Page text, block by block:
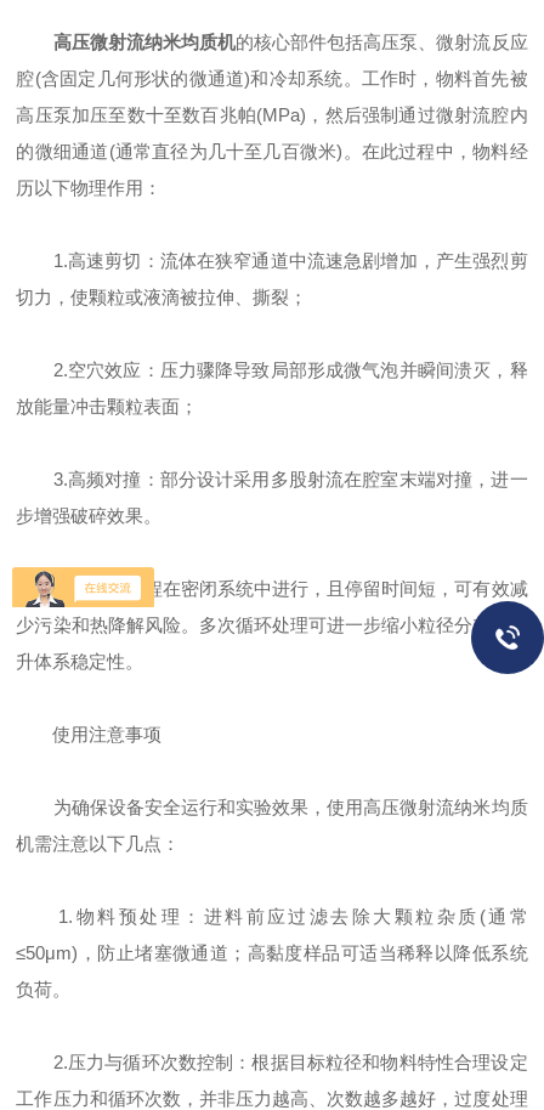
高压微射流纳米均质机的核心部件包括高压泵、微射流反应
腔(含固定几何形状的微通道)和冷却系统。工作时，物料首先被
高压泵加压至数十至数百兆帕(MPa)，然后强制通过微射流腔内
的微细通道(通常直径为几十至几百微米)。在此过程中，物料经
历以下物理作用：
1.高速剪切：流体在狭窄通道中流速急剧增加，产生强烈剪
切力，使颗粒或液滴被拉伸、撕裂；
2.空穴效应：压力骤降导致局部形成微气泡并瞬间溃灭，释
放能量冲击颗粒表面；
3.高频对撞：部分设计采用多股射流在腔室末端对撞，进一
步增强破碎效果。
由于整个过程在密闭系统中进行，且停留时间短，可有效减
少污染和热降解风险。多次循环处理可进一步缩小粒径分布，提
升体系稳定性。
使用注意事项
为确保设备安全运行和实验效果，使用高压微射流纳米均质
机需注意以下几点：
1.物料预处理：进料前应过滤去除大颗粒杂质(通常
≤50μm)，防止堵塞微通道；高黏度样品可适当稀释以降低系统
负荷。
2.压力与循环次数控制：根据目标粒径和物料特性合理设定
工作压力和循环次数，并非压力越高、次数越多越好，过度处理